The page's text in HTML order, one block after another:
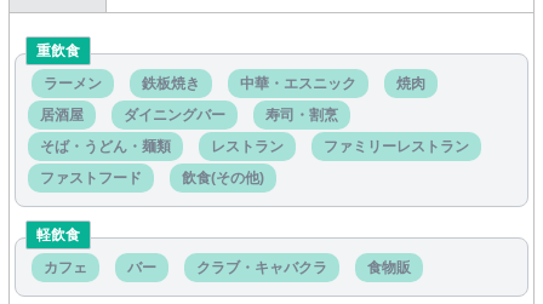
重飲食
ラーメン
鉄板焼き 中華・エスニック
焼肉
居酒屋
ダイニングバー
寿司・割烹
そば・うどん・麺類
レストラン
ファミリーレストラン
ファストフード
飲食(その他)
軽飲食
カフェ
バー クラブ・キャバクラ 食物販